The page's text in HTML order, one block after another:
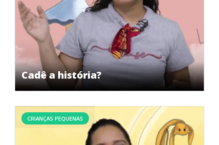
Cadê a história?
CRIANÇAS PEQUENAS